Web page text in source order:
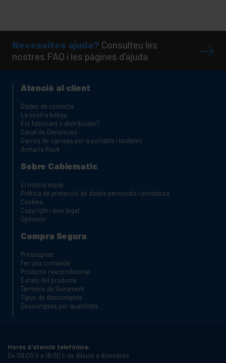
Necessites ajuda? Consulteu les
nostres FAQ i les pàgines d'ajuda
Atenció al client
Dades de contacte
La nostra botiga
Ets fabricant o distribuïdor?
Canal de Denúncies
Carros de càrrega per a portàtils i tauletes
Armaris Rack
Sobre Cablematic
El nostre equip
Política de protecció de dades personals i privadesa
Cookies
Copyright i avis legal
Opinions
Compra Segura
Pressupost
Fer una comanda
Producte reacondicionat
Estats del producte
Terminis de lliurament
Tipus de descomptes
Descomptes per quantitats
Hores d'atenció telefònica:
De 09:00 h a 18:00 h de dilluns a divendres